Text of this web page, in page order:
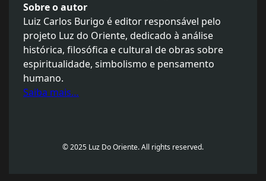
Sobre o autor
Luiz Carlos Burigo é editor responsável pelo
projeto Luz do Oriente, dedicado à análise
histórica, filosófica e cultural de obras sobre
espiritualidade, simbolismo e pensamento
humano.
Saiba mais…
© 2025 Luz Do Oriente. All rights reserved.